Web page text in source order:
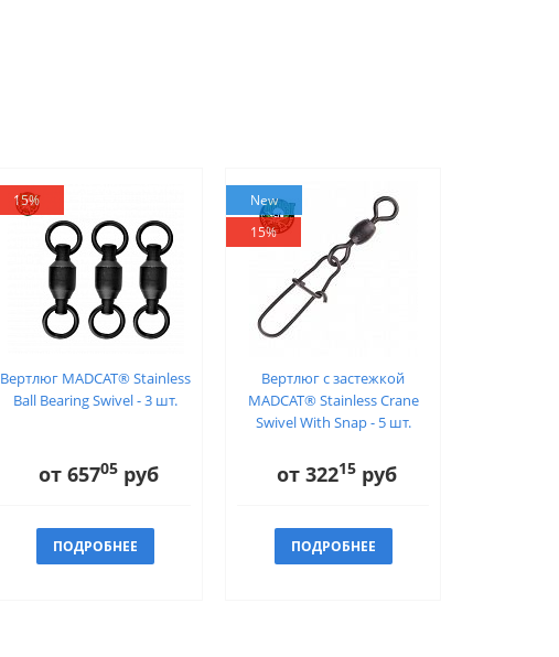
15%
Вертлюг MADCAT® Stainless
Ball Bearing Swivel - 3 шт.
от 65705 руб
ПОДРОБНЕЕ
New
15%
Вертлюг с застежкой
MADCAT® Stainless Crane
Swivel With Snap - 5 шт.
от 32215руб
ПОДРОБНЕЕ